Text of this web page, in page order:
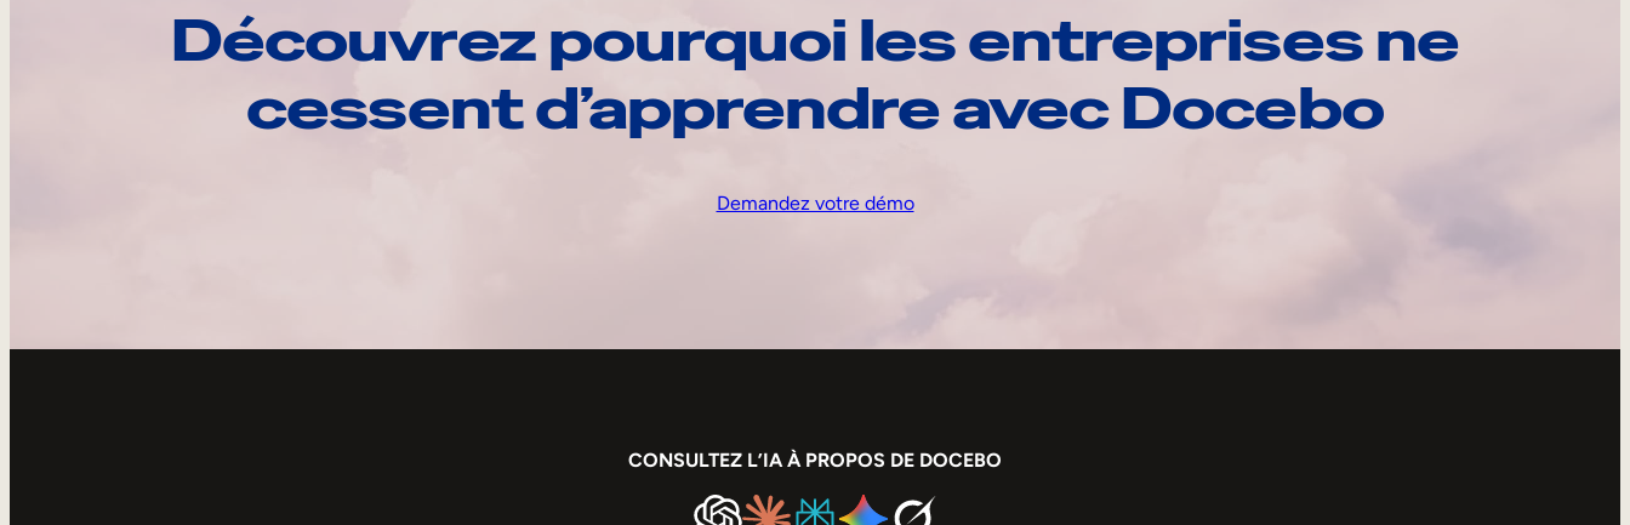
Découvrez pourquoi les entreprises ne
cessent d’apprendre avec Docebo
Demandez votre démo
CONSULTEZ L’IA À PROPOS DE DOCEBO